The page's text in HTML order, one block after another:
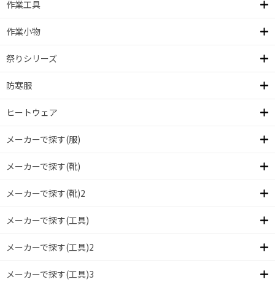
作業工具
作業小物
祭りシリーズ
防寒服
ヒートウェア
メーカーで探す(服)
メーカーで探す(靴)
メーカーで探す(靴)2
メーカーで探す(工具)
メーカーで探す(工具)2
メーカーで探す(工具)3